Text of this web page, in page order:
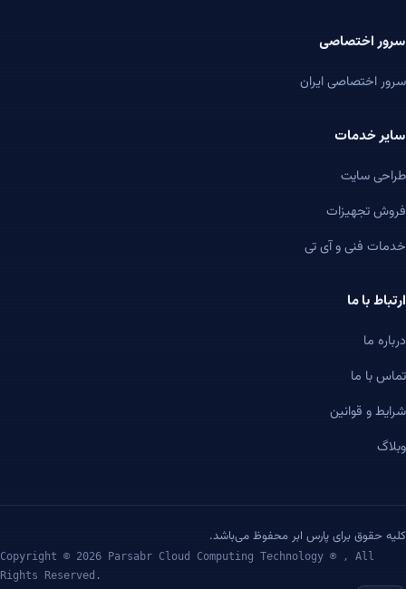
سرور اختصاصی
سرور اختصاصی ایران
سایر خدمات
طراحی سایت
فروش تجهیزات
خدمات فنی و آی تی
ارتباط با ما
درباره ما
تماس با ما
شرایط و قوانین
وبلاگ
کلیه حقوق برای پارس ابر محفوظ می‌باشد.
Copyright © 2026 Parsabr Cloud Computing Technology ® , All
Rights Reserved.